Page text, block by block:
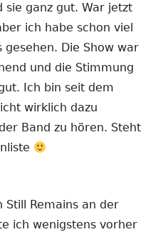
sie ganz gut. War jetzt
ich habe schon viel
Die Show war
und die Stimmung
Ich bin seit dem
wirklich dazu
Band zu hören. Steht
Still Remains an der
ich wenigstens vorher